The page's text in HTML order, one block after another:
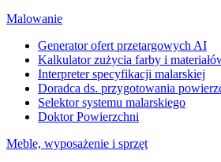
Malowanie
Generator ofert przetargowych AI
Kalkulator zużycia farby i
Interpreter specyfikacji malarskiej
Doradca ds. przygotowania
Selektor systemu malarskiego
Doktor Powierzchni
Meble, wyposażenie i sprzęt